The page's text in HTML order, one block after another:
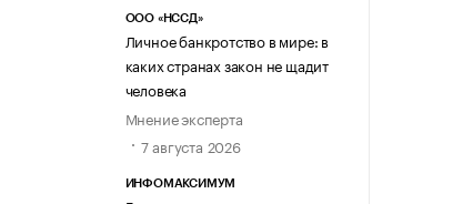
ООО «НССД»
Личное банкротство в мире: в
каких странах закон не щадит
человека
Мнение эксперта
7 августа 2026
ИНФОМАКСИМУМ